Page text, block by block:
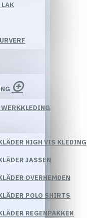
HIGH VIS KLEDING
JASSEN
OVERHEMDEN
POLO SHIRTS
REGENPAKKEN